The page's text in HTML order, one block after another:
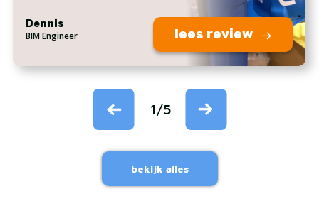
Dennis
BIM Engineer
lees review
1/5
bekijk alles